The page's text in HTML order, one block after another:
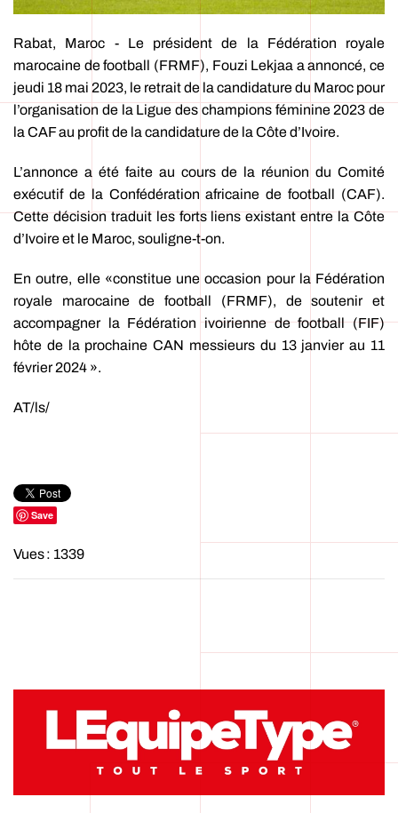
Rabat, Maroc - Le président de la Fédération royale
marocaine de football (FRMF), Fouzi Lekjaa a annoncé, ce
jeudi 18 mai 2023, le retrait de la candidature du Maroc pour
l’organisation de la Ligue des champions féminine 2023 de
la CAF au profit de la candidature de la Côte d’Ivoire.
L’annonce a été faite au cours de la réunion du Comité
exécutif de la Confédération africaine de football (CAF).
Cette décision traduit les forts liens existant entre la Côte
d’Ivoire et le Maroc, souligne-t-on.
En outre, elle «constitue une occasion pour la Fédération
royale marocaine de football (FRMF), de soutenir et
accompagner la Fédération ivoirienne de football (FIF)
hôte de la prochaine CAN messieurs du 13 janvier au 11
février 2024 ».
AT/ls/
Save
Vues : 1339